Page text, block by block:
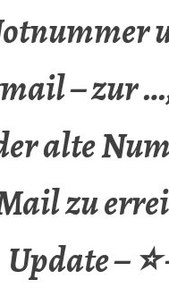
– zur
alte
zu
Update – ⭐